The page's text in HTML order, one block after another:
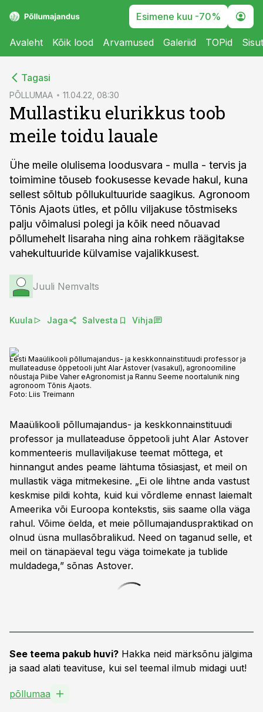
Esimene kuu -70%
Avaleht Kõik lood Arvamused Galeriid TOPid
Tagasi
PÕLLUMAA 11.04.22, 08:30
Mullastiku elurikkus toob
meile toidu lauale
Ühe meile olulisema loodusvara - mulla - tervis ja
toimimine tõuseb fookusesse kevade hakul, kuna
sellest sõltub põllukultuuride saagikus. Agronoom
Tõnis Ajaots ütles, et põllu viljakuse tõstmiseks
palju võimalusi polegi ja kõik need nõuavad
põllumehelt lisaraha ning aina rohkem räägitakse
vahekultuuride külvamise vajalikkusest.
Juuli Nemvalts
Kuula Jaga Salvesta Vihja
Eesti Maaülikooli põllumajandus- ja keskkonnainstituudi professor ja
mullateaduse õppetooli juht Alar Astover (vasakul), agronoomiline
nõustaja Piibe Vaher eAgronomist ja Rannu Seeme noortalunik ning
agronoom Tõnis Ajaots.
Foto: Liis Treimann
Maaülikooli põllumajandus- ja keskkonnainstituudi
professor ja mullateaduse õppetooli juht Alar Astover
kommenteeris mullaviljakuse teemat mõttega, et
hinnangut andes peame lähtuma tõsiasjast, et meil on
mullastik väga mitmekesine. „Ei ole lihtne anda vastust
keskmise pildi kohta, kuid kui võrdleme ennast laiemalt
Ameerika või Euroopa kontekstis, siis saame olla väga
rahul. Võime öelda, et meie põllumajanduspraktikad on
olnud üsna mullasõbralikud. Need on taganud selle, et
meil on tänapäeval tegu väga toimekate ja tublide
muldadega,” sõnas Astover.
See teema pakub huvi? Hakka neid märksõnu jälgima
ja saad alati teavituse, kui sel teemal ilmub midagi uut!
põllumaa